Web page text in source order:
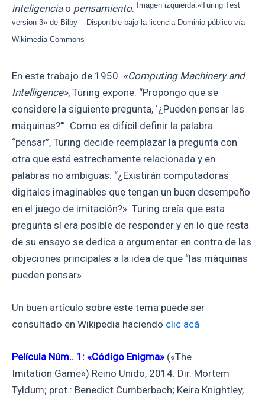
inteligenciao pensamiento. Imagen izquierda:«Turing Test
version 3» de Bilby – Disponible bajo la licencia Dominio público vía
Wikimedia Commons
En este trabajo de 1950 «Computing Machinery and
Intelligence», Turing expone: “Propongo que se
considere la siguiente pregunta, ‘¿Pueden pensar las
máquinas?’”. Como es difícil definir la palabra
“pensar”, Turing decide reemplazar la pregunta con
otra que está estrechamente relacionada y en
palabras no ambiguas: “¿Existirán computadoras
digitales imaginables que tengan un buen desempeño
en el juego de imitación?». Turing creía que esta
pregunta sí era posible de responder y en lo que resta
de su ensayo se dedica a argumentar en contra de las
objeciones principales a la idea de que “las máquinas
pueden pensar»
Un buen artículo sobre este tema puede ser
consultado en Wikipedia haciendo clic acá
Película Núm.. 1: «Código Enigma» («The
Imitation Game») Reino Unido, 2014. Dir. Mortem
Tyldum; prot.: Benedict Cumberbach; Keira Knightley,